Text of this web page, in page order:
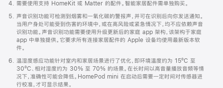
需要使用支持 HomeKit 或 Matter 的配件。智能家居配件需单独购买。
声音识别功能可检测到烟雾和一氧化碳的警报声，并可在识别后向你发送通知。
当用户身处可能受到伤害的环境中，或在高风险或紧急情况下，均不应依赖声音
识别功能。声音识别功能需要使用升级更新后的家庭 app 架构，该架构于家庭
app 中单独提供。它要求所有连接家居配件的 Apple 设备均使用最新版本软
件。
温湿度感应功能针对室内和家居场景进行了优化，即环境温度约为 15ºC 至
30ºC、相对湿度约为 30% 至 70% 的场景。在长时间以高音量播放音频等情
况下，准确性可能会降低。HomePod mini 在启动后需要一定时间对传感器进
行校准，才可显示结果。